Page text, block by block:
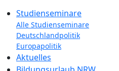
Studienseminare
Alle Studienseminare
Deutschlandpolitik
Europapolitik
Aktuelles